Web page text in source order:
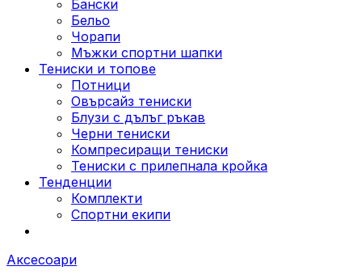
Бански
Бельо
Чорапи
Mъжки спортни шапки
Тениски и топове
Потници
Овърсайз тениски
Блузи с дълъг ръкав
Черни тениски
Компресиращи тениски
Тениски с прилепнала кройка
Тенденции
Комплекти
Спортни екипи
Аксесоари